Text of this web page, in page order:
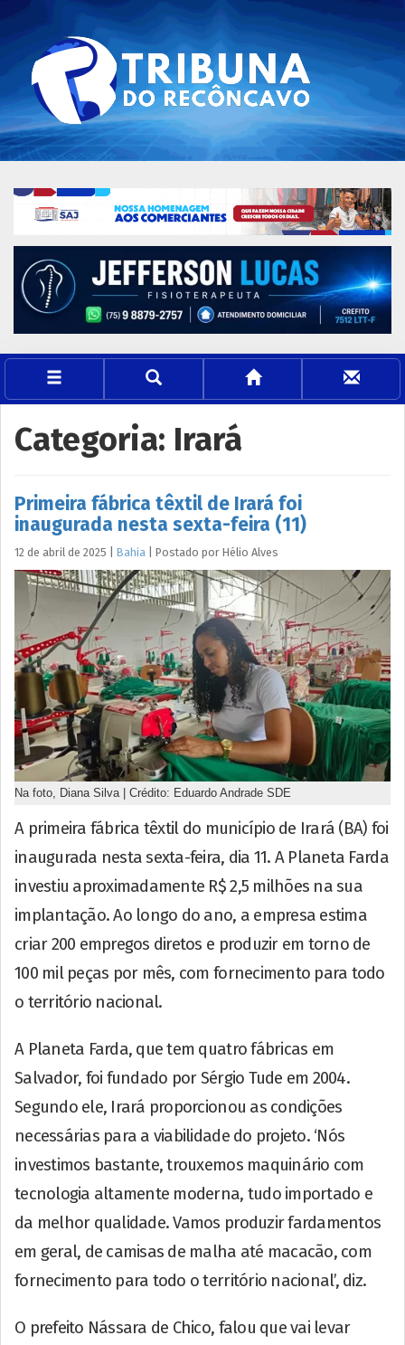
Categoria: Irará
Primeira fábrica têxtil de Irará foi
inaugurada nesta sexta-feira (11)
12 de abril de 2025 Bahia Postado por Hélio Alves
Na foto, Diana Silva | Crédito: Eduardo Andrade SDE
A primeira fábrica têxtil do município de Irará (BA) foi
inaugurada nesta sexta-feira, dia 11. A Planeta Farda
investiu aproximadamente R$ 2,5 milhões na sua
implantação. Ao longo do ano, a empresa estima
criar 200 empregos diretos e produzir em torno de
100 mil peças por mês, com fornecimento para todo
o território nacional.
A Planeta Farda, que tem quatro fábricas em
Salvador, foi fundado por Sérgio Tude em 2004.
Segundo ele, Irará proporcionou as condições
necessárias para a viabilidade do projeto. ‘Nós
investimos bastante, trouxemos maquinário com
tecnologia altamente moderna, tudo importado e
da melhor qualidade. Vamos produzir fardamentos
em geral, de camisas de malha até macacão, com
fornecimento para todo o território nacional’, diz.
O prefeito Nássara de Chico, falou que vai levar